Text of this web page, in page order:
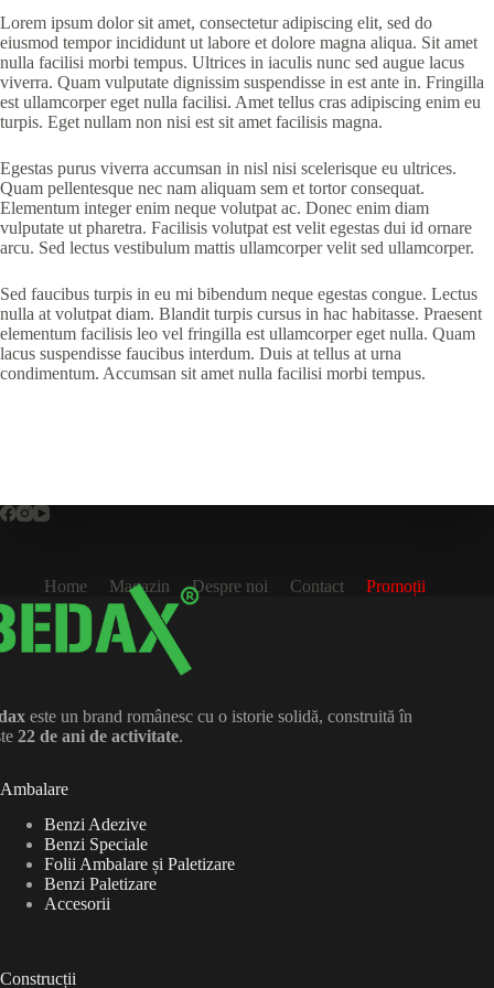
Lorem ipsum dolor sit amet, consectetur adipiscing elit, sed do
eiusmod tempor incididunt ut labore et dolore magna aliqua. Sit amet
nulla facilisi morbi tempus. Ultrices in iaculis nunc sed augue lacus
viverra. Quam vulputate dignissim suspendisse in est ante in. Fringilla
est ullamcorper eget nulla facilisi. Amet tellus cras adipiscing enim eu
turpis. Eget nullam non nisi est sit amet facilisis magna.
Egestas purus viverra accumsan in nisl nisi scelerisque eu ultrices.
Quam pellentesque nec nam aliquam sem et tortor consequat.
Elementum integer enim neque volutpat ac. Donec enim diam
vulputate ut pharetra. Facilisis volutpat est velit egestas dui id ornare
arcu. Sed lectus vestibulum mattis ullamcorper velit sed ullamcorper.
Sed faucibus turpis in eu mi bibendum neque egestas congue. Lectus
nulla at volutpat diam. Blandit turpis cursus in hac habitasse. Praesent
elementum facilisis leo vel fringilla est ullamcorper eget nulla. Quam
lacus suspendisse faucibus interdum. Duis at tellus at urna
condimentum. Accumsan sit amet nulla facilisi morbi tempus.
Home Magazin Despre noi Contact Promoții
este un brand românesc cu o istorie solidă, construită în
22 de ani de activitate.
Ambalare
Benzi Adezive
Benzi Speciale
Folii Ambalare și Paletizare
Benzi Paletizare
Accesorii
Construcții